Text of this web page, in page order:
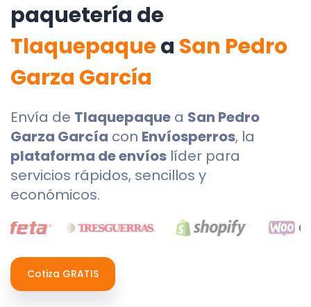
paquetería de
Tlaquepaquea San Pedro
Garza García
Envía de Tlaquepaque a San Pedro
Garza García con Envíosperros, la
plataforma de envíos líder para
servicios rápidos, sencillos y
económicos.
Cotiza GRATIS